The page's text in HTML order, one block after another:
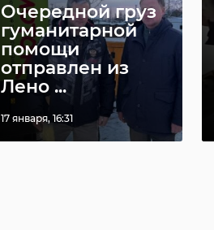
Очередной груз
гуманитарной
помощи
отправлен из
Лено ...
17 января, 16:31